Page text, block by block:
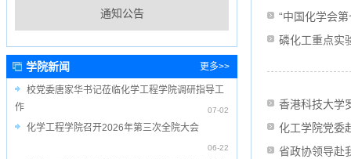
通知公告
更多>>
学院新闻
07-02
校党委唐家华书记莅临化学工程学院调研指导工
作
06-22
化学工程学院召开2026年第三次全院大会
“中国化学会
磷化工重点实
香港科技大学
化工学院党委
省政协领导赴